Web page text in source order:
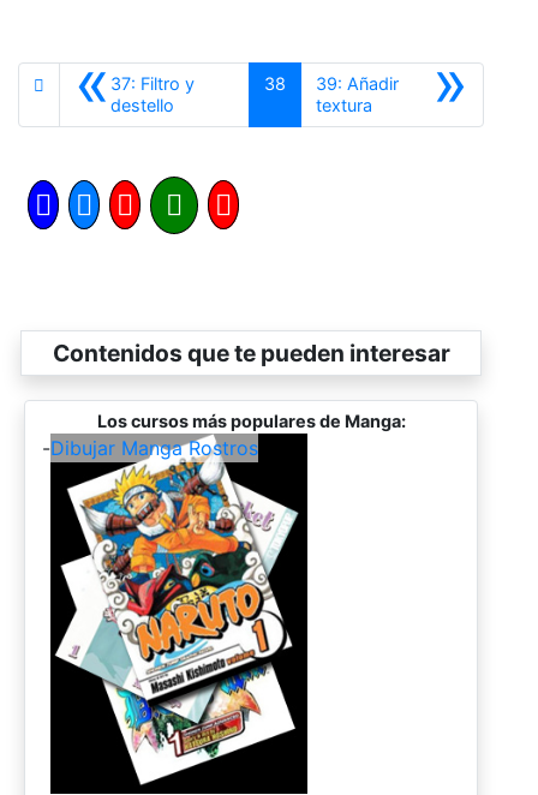
«37: Filtro y
destello
38 »
39: Añadir
textura Siguiente
Contenidos que te pueden interesar
Los cursos más populares de Manga:
-Dibujar Manga Rostros